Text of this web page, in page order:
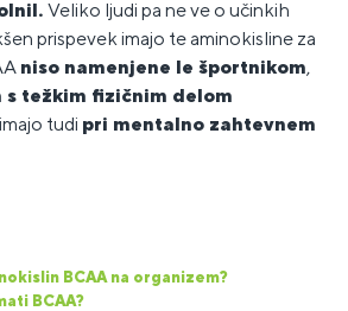
Veliko ljudi pa ne ve o učinkih
prispevek imajo te aminokisline za
niso namenjene le športnikom,
s težkim fizičnim delom
tudi pri mentalno zahtevnem
BCAA na organizem?
BCAA?